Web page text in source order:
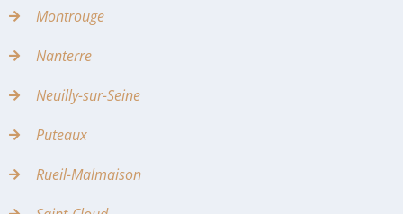
Montrouge
Nanterre
Neuilly-sur-Seine
Puteaux
Rueil-Malmaison